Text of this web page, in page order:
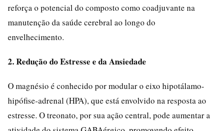
reforça o potencial do composto como coadjuvante na
manutenção da saúde cerebral ao longo do
envelhecimento.
2. Redução do Estresse e da Ansiedade
O magnésio é conhecido por modular o eixo hipotálamo-
hipófise-adrenal (HPA), que está envolvido na resposta ao
estresse. O treonato, por sua ação central, pode aumentar a